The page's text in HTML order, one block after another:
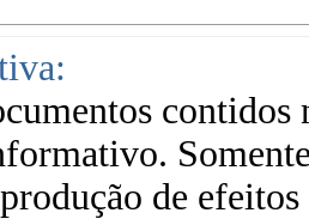
contidos
de